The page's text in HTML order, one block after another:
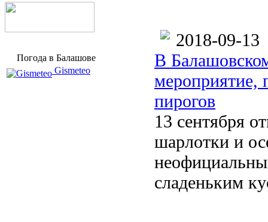
Погода в Балашове
Gismeteo
2018-09-13
В
мероприятие,
пирогов
13 сентября
шарлотки и
сладеньким